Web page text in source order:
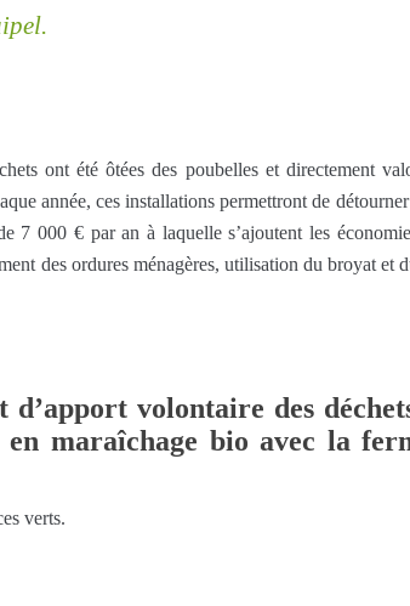
ont été ôtées des poubelles et directement
année, ces installations permettront de
7 000 € par an à laquelle s’ajoutent les
des ordures ménagères, utilisation du broyat et
volontaire des
en maraîchage bio avec la
verts.